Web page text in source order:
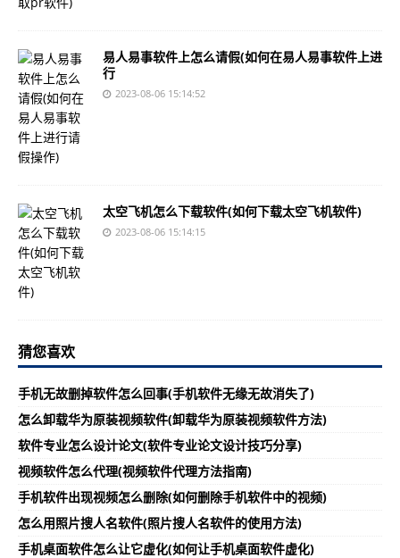
易人易事软件上怎么请假(如何在易人易事软件上进
行
2023-08-06 15:14:52
太空飞机怎么下载软件(如何下载太空飞机软件)
2023-08-06 15:14:15
猜您喜欢
手机无故删掉软件怎么回事(手机软件无缘无故消失了)
怎么卸载华为原装视频软件(卸载华为原装视频软件方法)
软件专业怎么设计论文(软件专业论文设计技巧分享)
视频软件怎么代理(视频软件代理方法指南)
手机软件出现视频怎么删除(如何删除手机软件中的视频)
怎么用照片搜人名软件(照片搜人名软件的使用方法)
手机桌面软件怎么让它虚化(如何让手机桌面软件虚化)